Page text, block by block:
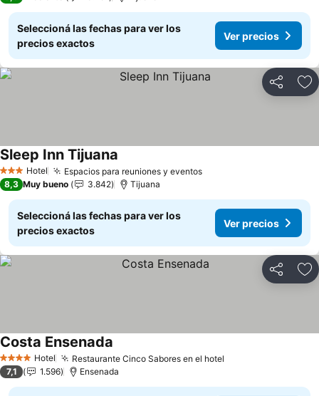
Seleccioná las fechas para ver los
precios exactos
Ver precios
Compartir
3 Estrellas
Hotel Espacios para reuniones y eventos
Sleep Inn Tijuana
8,3 Muy bueno 3.842 Tijuana
Seleccioná las fechas para ver los
precios exactos
Ver precios
Compartir
4 EstrellasHotel Restaurante Cinco Sabores en el hotel
Costa Ensenada
7,1 1.596 Ensenada